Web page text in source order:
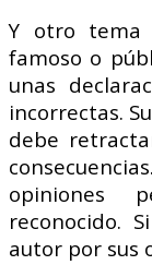
Y otro tema
famoso o
unas
incorrectas.
debe
opiniones
reconocido.
autor por sus